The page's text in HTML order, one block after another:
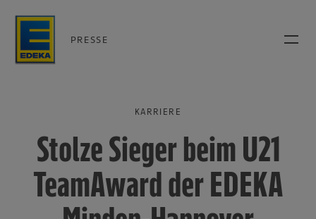
PRESSE
KARRIERE
Stolze Sieger beim U21
TeamAward der EDEKA